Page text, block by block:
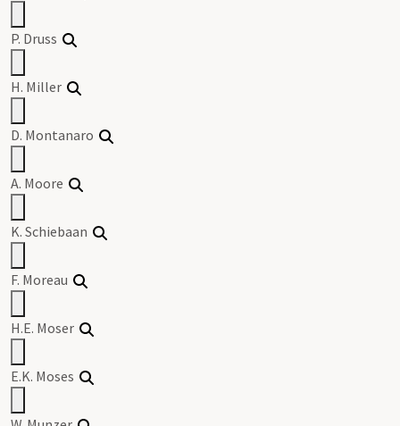
P. Druss
H. Miller
D. Montanaro
A. Moore
K. Schiebaan
F. Moreau
H.E. Moser
E.K. Moses